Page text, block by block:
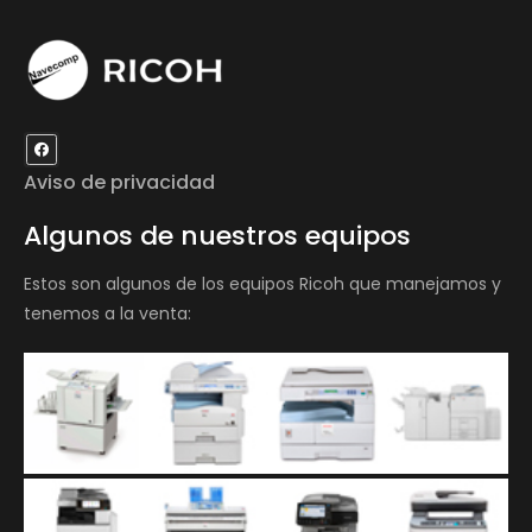
Aviso de privacidad
Algunos de nuestros equipos
Estos son algunos de los equipos Ricoh que manejamos y
tenemos a la venta: